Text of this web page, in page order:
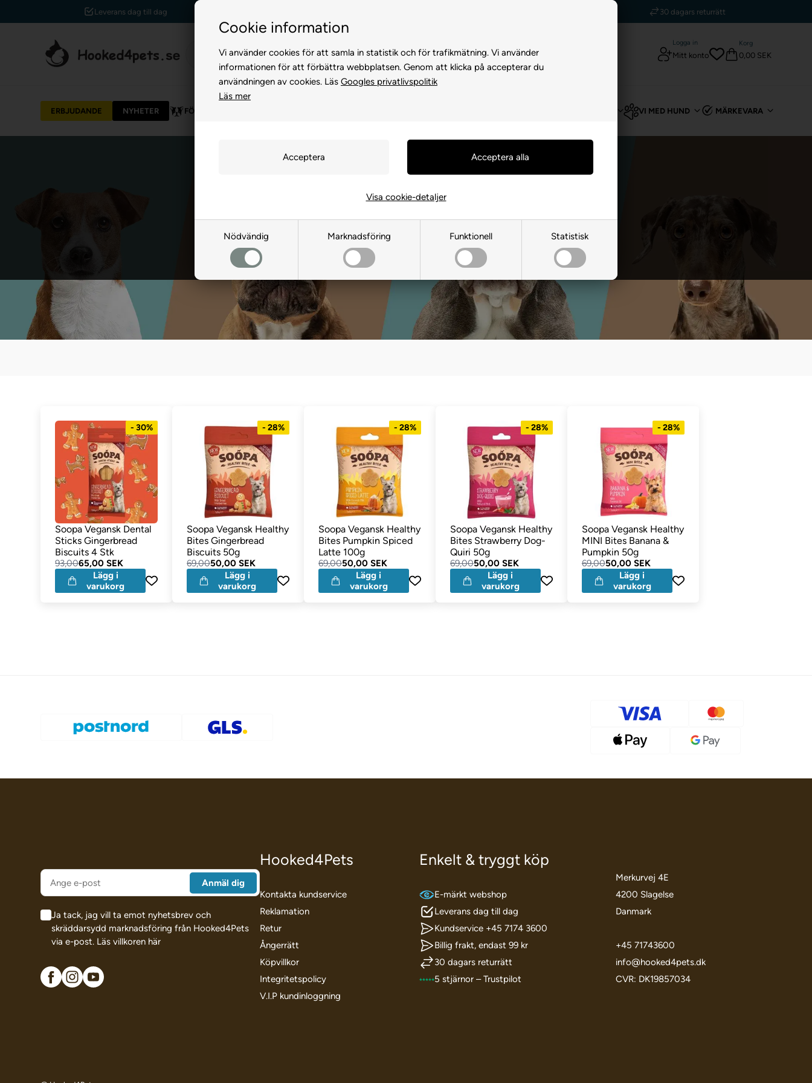
Cookie information
Vi använder cookies för att samla in statistik och för trafikmätning. Vi använder
informationen för att förbättra webbplatsen. Genom att klicka på accepterar du
användningen av cookies. Läs Googles privatlivspolitik
Läs mer
Nödvändig Marknadsföring Funktionell Statistisk
Visa cookie-detaljer
Leverans dag till dag 30 dagars returrätt
Logga in
Mitt konto
Korg
0,00 SEK
ERBJUDANDE NYHETER FÖR HUND VI MED HUND MÄRKEVARA
Soopa
Framsida Soopa
- 30%
Soopa Vegansk Dental
Sticks Gingerbread
Biscuits 4 Stk
93,0065,00 SEK
Lägg i
varukorg
- 28%
Soopa Vegansk Healthy
Bites Gingerbread
Biscuits 50g
69,0050,00 SEK
Lägg i
varukorg
- 28%
Soopa Vegansk Healthy
Bites Pumpkin Spiced
Latte 100g
69,0050,00 SEK
Lägg i
varukorg
- 28%
Soopa Vegansk Healthy
Bites Strawberry Dog-
Quiri 50g
69,0050,00 SEK
Lägg i
varukorg
- 28%
Soopa Vegansk Healthy
MINI Bites Banana &
Pumpkin 50g
69,0050,00 SEK
Lägg i
varukorg
Ja tack, jag vill ta emot nyhetsbrev och
skräddarsydd marknadsföring från Hooked4Pets
via e-post. Läs villkoren här
Hooked4Pets
Kontakta kundservice
Reklamation
Retur
Ångerrätt
Köpvillkor
Integritetspolicy
V.I.P kundinloggning
Enkelt & tryggt köp
E-märkt webshop
Leverans dag till dag
Kundservice +45 7174 3600
Billig frakt, endast 99 kr
30 dagars returrätt
5 stjärnor – Trustpilot
Merkurvej 4E
4200 Slagelse
Danmark
+45 71743600
info@hooked4pets.dk
CVR: DK19857034